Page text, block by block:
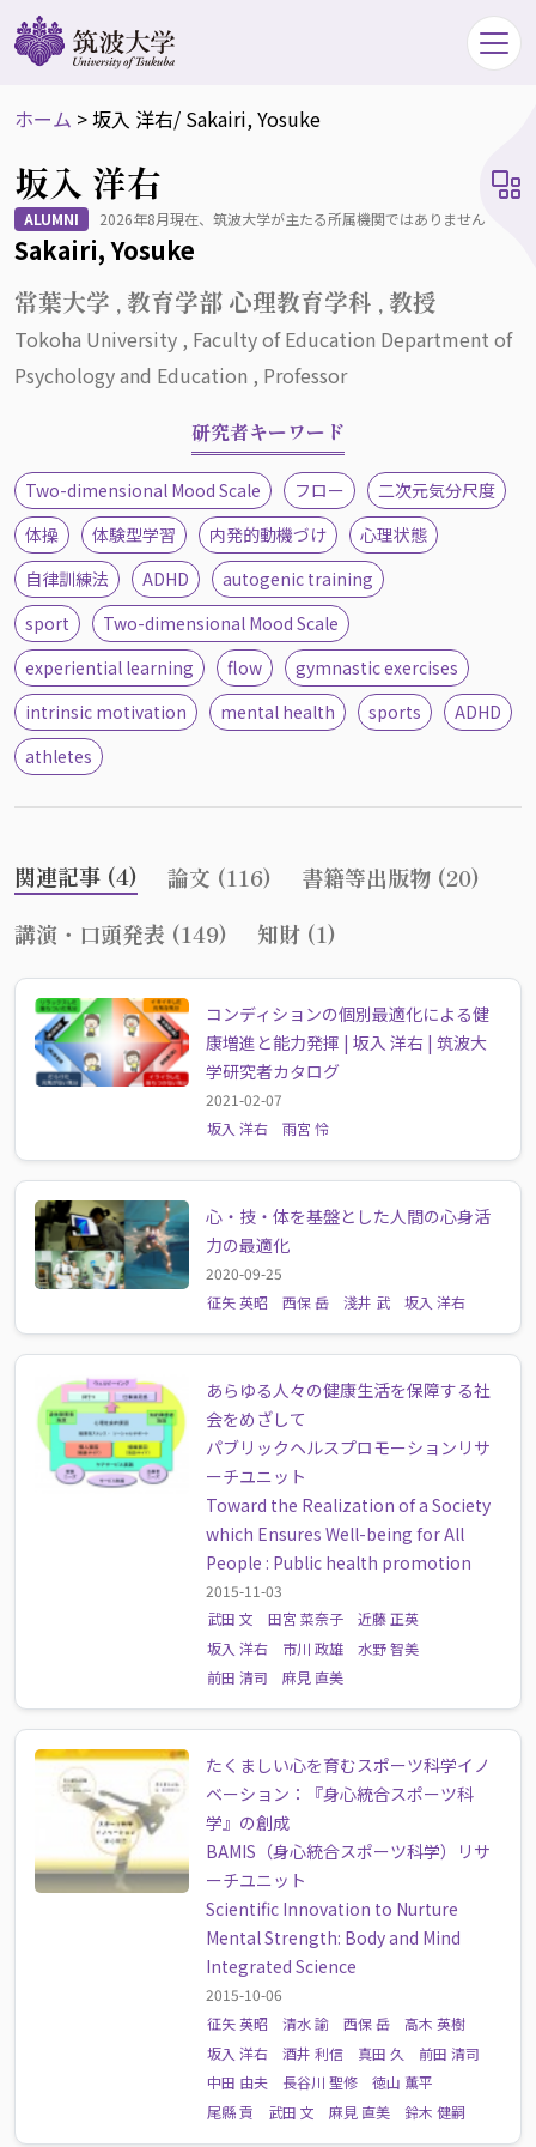
ホーム >坂入 洋右/ Sakairi, Yosuke
坂入 洋右
ALUMNI 2026年8月現在、筑波大学が主たる所属機関ではありません
Sakairi, Yosuke
常葉大学 , 教育学部 心理教育学科 , 教授
Tokoha University , Faculty of Education Department of
Psychology and Education , Professor
研究者キーワード
Two-dimensional Mood Scale フロー
二次元気分尺度
体操
体験型学習 内発的動機づけ
心理状態
自律訓練法
ADHD
autogenic training
sport
Two-dimensional Mood Scale
experiential learning
flow
gymnastic exercises
intrinsic motivation
mental health sports
ADHD
athletes
関連記事 (4) 論文 (116)
書籍等出版物 (20)
講演・口頭発表 (149)
知財 (1)
コンディションの個別最適化による健
康増進と能力発揮 | 坂入 洋右 | 筑波大
学研究者カタログ
2021-02-07
坂入 洋右
雨宮 怜
心・技・体を基盤とした人間の心身活
力の最適化
2020-09-25
征矢 英昭
西保 岳 淺井 武 坂入 洋右
あらゆる人々の健康生活を保障する社
会をめざして
パブリックヘルスプロモーションリサ
ーチユニット
Toward the Realization of a Society
which Ensures Well-being for All
People : Public health promotion
2015-11-03
武田 文
田宮 菜奈子
近藤 正英
坂入 洋右
市川 政雄
水野 智美
前田 清司
麻見 直美
たくましい心を育むスポーツ科学イノ
ベーション：『身心統合スポーツ科
学』の創成
BAMIS（身心統合スポーツ科学）リサ
ーチユニット
Scientific Innovation to Nurture
Mental Strength: Body and Mind
Integrated Science
2015-10-06
征矢 英昭
清水 諭 西保 岳
高木 英樹
坂入 洋右
酒井 利信 真田 久
前田 清司
中田 由夫
長谷川 聖修
徳山 薫平
尾縣 貢
武田 文 麻見 直美 鈴木 健嗣